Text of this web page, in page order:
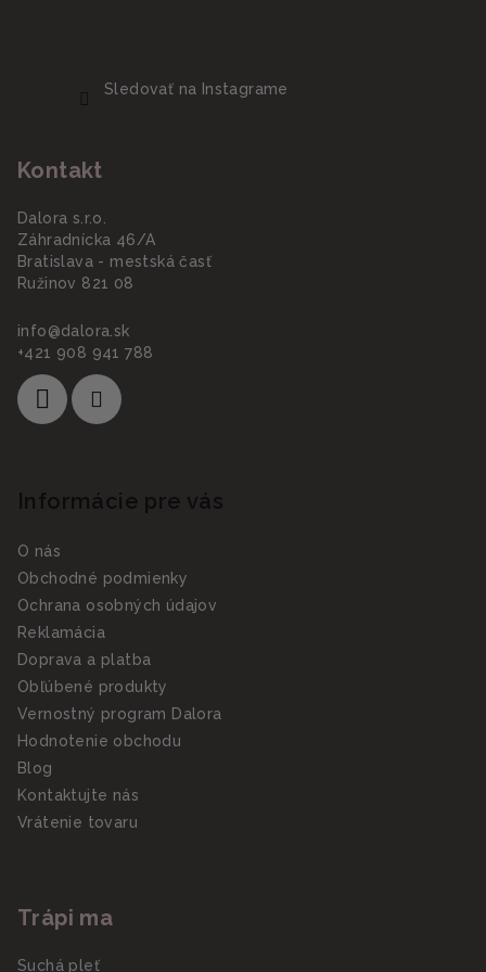
Sledovať na Instagrame
Kontakt
Dalora s.r.o.
Záhradnícka 46/A
Bratislava - mestská časť
Ružinov 821 08
info@dalora.sk
+421 908 941 788
Informácie pre vás
O nás
Obchodné podmienky
Ochrana osobných údajov
Reklamácia
Doprava a platba
Obľúbené produkty
Vernostný program Dalora
Hodnotenie obchodu
Blog
Kontaktujte nás
Vrátenie tovaru
Trápi ma
Suchá pleť